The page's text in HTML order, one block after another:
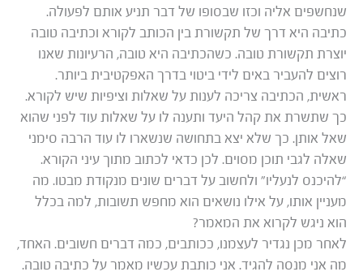
שנחשפים אליה וכזו שבסופו של דבר תניע אותם לפעולה.
כתיבה היא דרך של תקשורת בין הכותב לקורא וכתיבה טובה
יוצרת תקשורת טובה. כשהכתיבה היא טובה, הרעיונות שאנו
רוצים להעביר באים לידי ביטוי בדרך האפקטיבית ביותר.
ראשית, הכתיבה צריכה לענות על שאלות וציפיות שיש לקורא.
כך שתשרת את קהל היעד ותענה לו על שאלות עוד לפני שהוא
שאל אותן. כך שלא יצא בתחושה שנשארו לו עוד הרבה סימני
שאלה לגבי תוכן מסוים. לכן כדאי לכתוב מתוך עיני הקורא.
“להיכנס לנעליו” ולחשוב על דברים שונים מנקודת מבטו. מה
מעניין אותו, על אילו נושאים הוא מחפש תשובות, למה בכלל
הוא ניגש לקרוא את המאמר?
לאחר מכן נגדיר לעצמנו, ככותבים, כמה דברים חשובים. האחד,
מה אני מנסה להגיד. אני כותבת עכשיו מאמר על כתיבה טובה.